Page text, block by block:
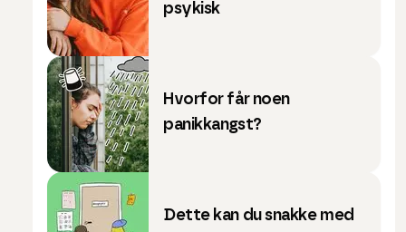
psykisk
Hvorfor får noen
panikkangst?
Dette kan du snakke med